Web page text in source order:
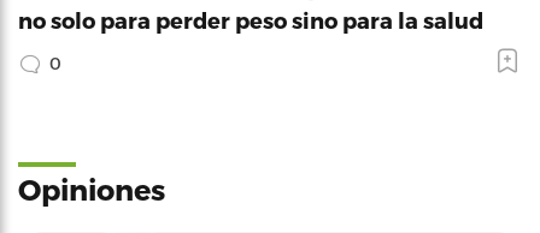
no solo para perder peso sino para la salud
0
Opiniones